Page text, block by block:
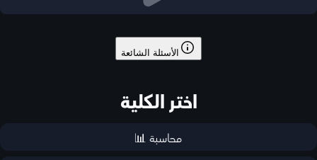
الأسئلة الشائعة
اختر الكلية
محاسبة 📊